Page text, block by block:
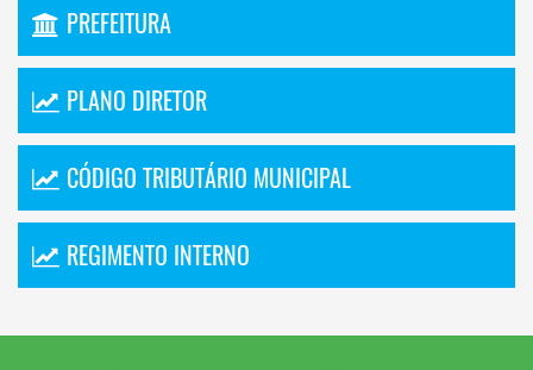
PREFEITURA
PLANO DIRETOR
CÓDIGO TRIBUTÁRIO MUNICIPAL
REGIMENTO INTERNO